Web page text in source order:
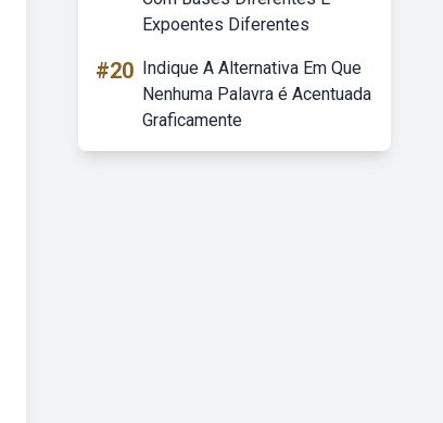
Expoentes Diferentes
#20 Indique A Alternativa Em Que
Nenhuma Palavra é Acentuada
Graficamente